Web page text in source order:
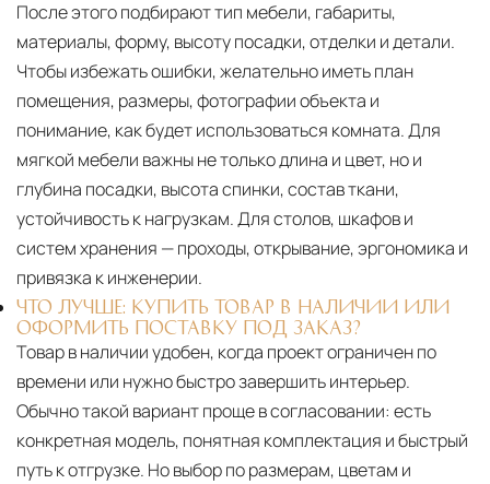
После этого подбирают тип мебели, габариты,
материалы, форму, высоту посадки, отделки и детали.
Чтобы избежать ошибки, желательно иметь план
помещения, размеры, фотографии объекта и
понимание, как будет использоваться комната. Для
мягкой мебели важны не только длина и цвет, но и
глубина посадки, высота спинки, состав ткани,
устойчивость к нагрузкам. Для столов, шкафов и
систем хранения — проходы, открывание, эргономика и
привязка к инженерии.
ЧТО ЛУЧШЕ: КУПИТЬ ТОВАР В НАЛИЧИИ ИЛИ
ОФОРМИТЬ ПОСТАВКУ ПОД ЗАКАЗ?
Товар в наличии удобен, когда проект ограничен по
времени или нужно быстро завершить интерьер.
Обычно такой вариант проще в согласовании: есть
конкретная модель, понятная комплектация и быстрый
путь к отгрузке. Но выбор по размерам, цветам и